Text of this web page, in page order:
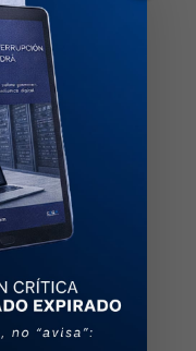
en la nube
HSM,Hardware
HSM Cloud by CEGA
Autorizado